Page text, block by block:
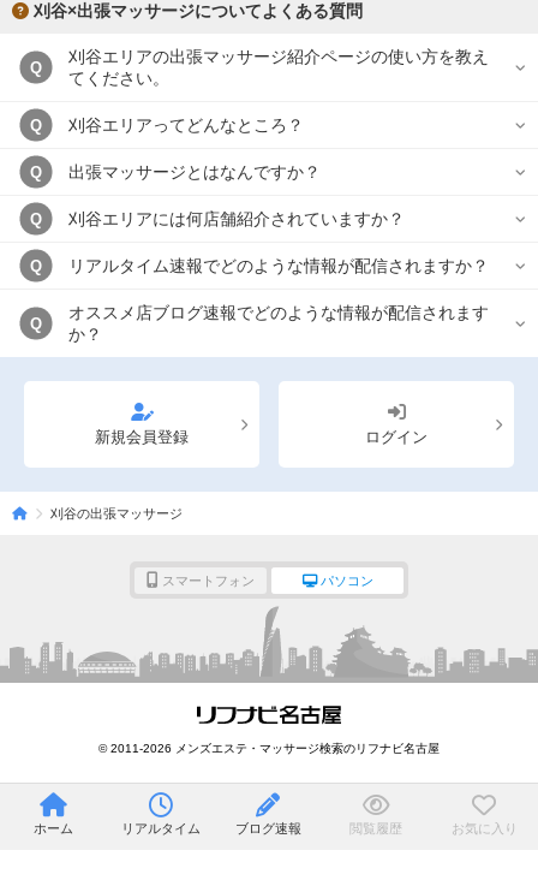
日本人スタッフのみ 女性スタッフのみ
スタッフ指名可 Ｗセラピスト
こだわり条件を変更
閉じる
刈谷×出張マッサージについてよくある質問
Q
刈谷エリアの出張マッサージ紹介ページの使い方を教え
てください。
Q 刈谷エリアってどんなところ？
Q 出張マッサージとはなんですか？
Q 刈谷エリアには何店舗紹介されていますか？
Q リアルタイム速報でどのような情報が配信されますか？
Q
オススメ店ブログ速報でどのような情報が配信されます
か？
新規会員登録 ログイン
刈谷の出張マッサージ
スマートフォン パソコン
© 2011-2026 メンズエステ・マッサージ検索のリフナビ名古屋
ホーム リアルタイム ブログ速報 閲覧履歴 お気に入り